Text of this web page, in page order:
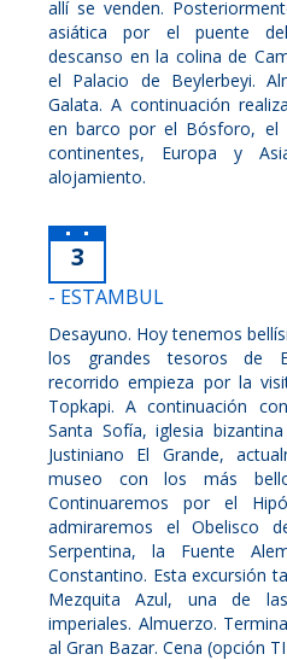
allí se venden.
asiática por el puente
descanso en la colina de
el Palacio de Beylerbeyi.
Galata. A continuación
en barco por el Bósforo, el
continentes, Europa y
alojamiento.
3
- ESTAMBUL
Desayuno. Hoy tenemos
los grandes tesoros de
recorrido empieza por la
Topkapi. A continuación
Santa Sofía, iglesia
Justiniano El Grande,
museo con los más
Continuaremos por el
admiraremos el Obelisco
Serpentina, la Fuente
Constantino. Esta excursión
Mezquita Azul, una de
imperiales. Almuerzo.
al Gran Bazar. Cena (opción